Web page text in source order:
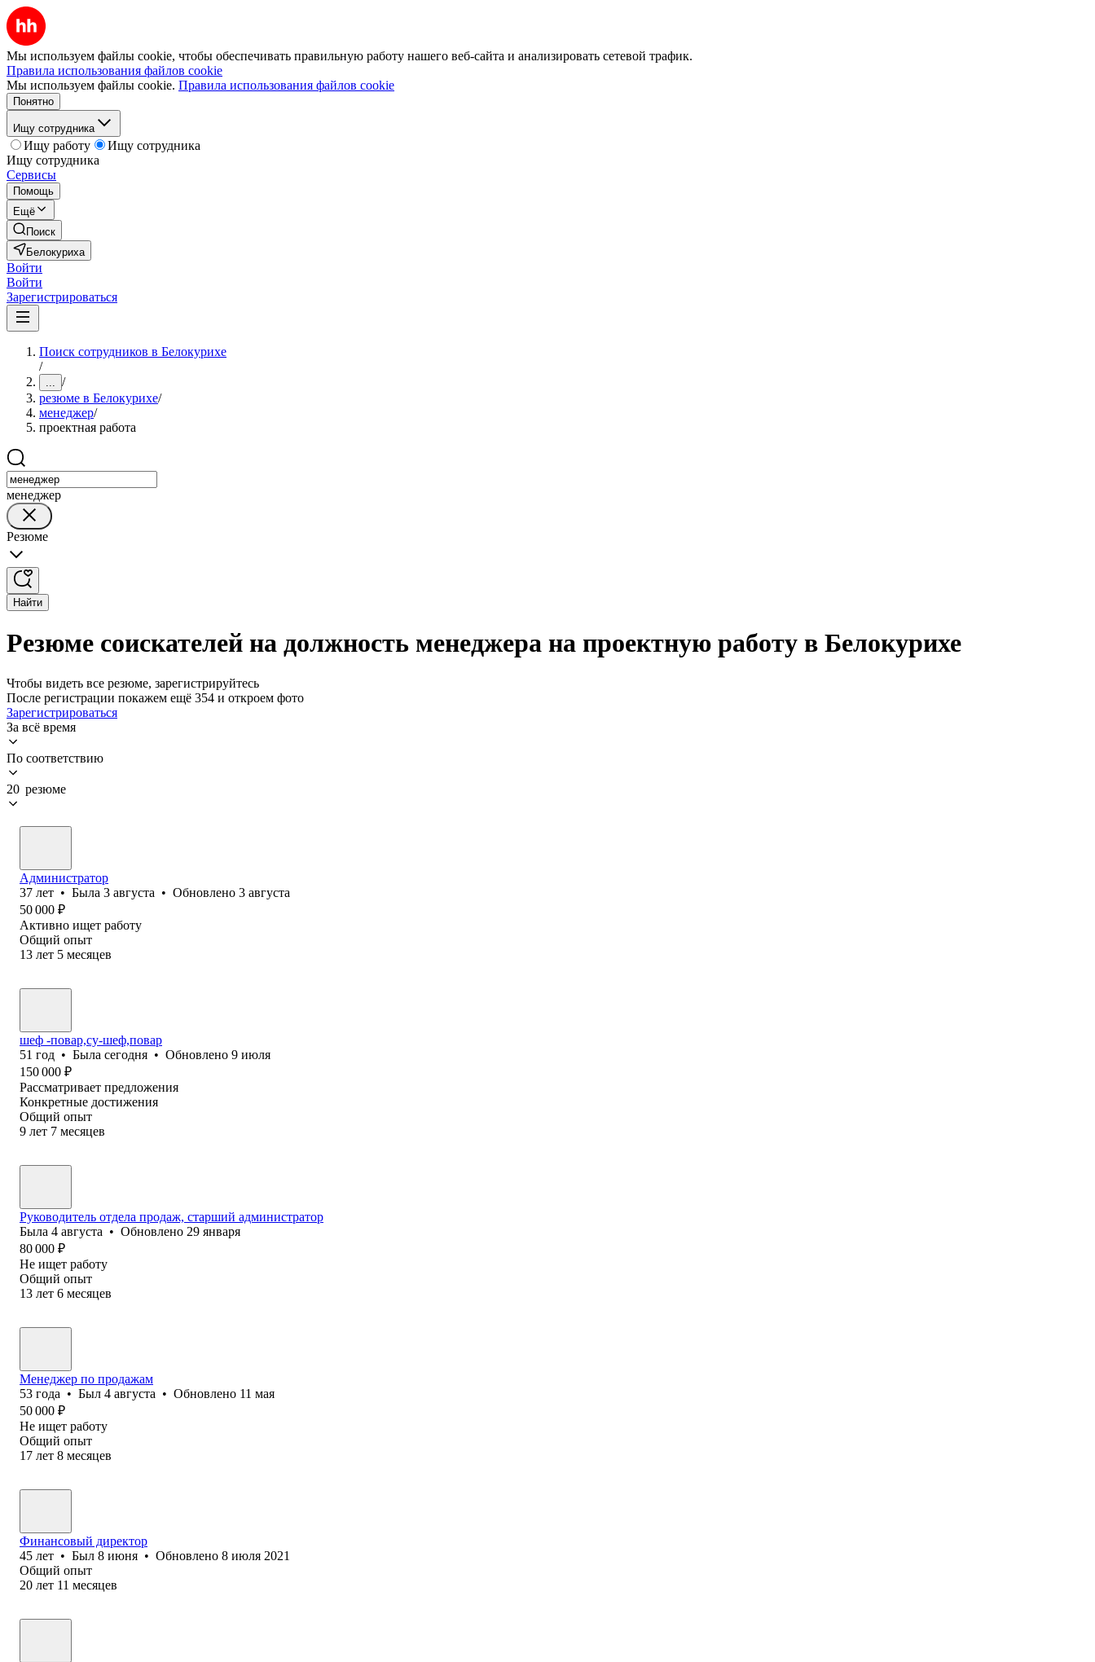
Мы используем файлы cookie, чтобы обеспечивать правильную работу нашего веб-сайта и анализировать сетевой трафик.
Правила использования файлов cookie
Мы используем файлы cookie. Правила использования файлов cookie
Понятно
Ищу сотрудника
Ищу работу
Ищу сотрудника
Ищу сотрудника
Сервисы
Помощь
Ещё
Поиск
Белокуриха
Войти
Войти
Зарегистрироваться
Поиск сотрудников в Белокурихе
/
... /
резюме в Белокурихе/
менеджер/
проектная работа
менеджер
Резюме
Найти
Резюме соискателей на должность менеджера на проектную работу в Белокурихе
Чтобы видеть все резюме, зарегистрируйтесь
После регистрации покажем ещё 354 и откроем фото
Зарегистрироваться
За всё время
По соответствию
20 резюме
Администратор
37 лет • Была 3 августа • Обновлено 3 августа
50 000 ₽
Активно ищет работу
Общий опыт
13 лет 5 месяцев
шеф -повар,су-шеф,повар
51 год • Была сегодня • Обновлено 9 июля
150 000 ₽
Рассматривает предложения
Конкретные достижения
Общий опыт
9 лет 7 месяцев
Руководитель отдела продаж, старший администратор
Была 4 августа • Обновлено 29 января
80 000 ₽
Не ищет работу
Общий опыт
13 лет 6 месяцев
Менеджер по продажам
53 года • Был 4 августа • Обновлено 11 мая
50 000 ₽
Не ищет работу
Общий опыт
17 лет 8 месяцев
Финансовый директор
45 лет • Был 8 июня • Обновлено 8 июля 2021
Общий опыт
20 лет 11 месяцев